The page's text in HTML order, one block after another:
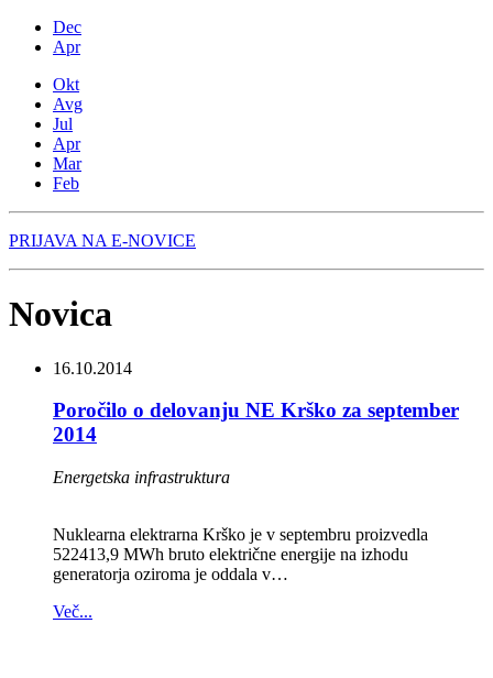
Dec
Apr
Okt
Avg
Jul
Apr
Mar
Feb
PRIJAVA NA E-NOVICE
Novica
16.10.2014
Poročilo o delovanju NE Krško za september
2014
Energetska infrastruktura
Nuklearna elektrarna Krško je v septembru proizvedla
522413,9 MWh bruto električne energije na izhodu
generatorja oziroma je oddala v…
Več...